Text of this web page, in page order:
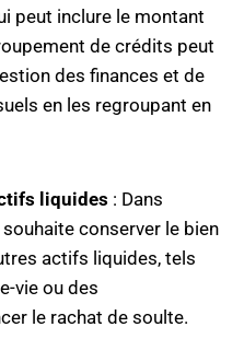
peut inclure le montant
de crédits peut
des finances et de
en les regroupant en
liquides : Dans
conserver le bien
actifs liquides, tels
vie ou des
le rachat de soulte.